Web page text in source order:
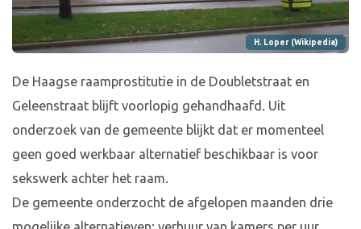
H. Loper (Wikipedia)
De Haagse raamprostitutie in de Doubletstraat en
Geleenstraat blijft voorlopig gehandhaafd. Uit
onderzoek van de gemeente blijkt dat er momenteel
geen goed werkbaar alternatief beschikbaar is voor
sekswerk achter het raam.
De gemeente onderzocht de afgelopen maanden drie